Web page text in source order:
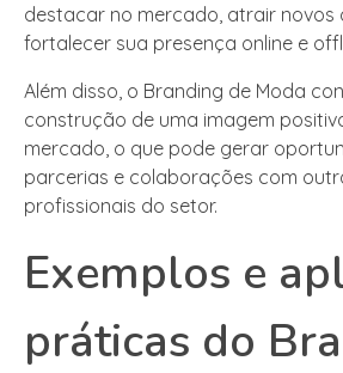
destacar no mercado, atrair novos
fortalecer sua presença online e
Além disso, o Branding de Moda
construção de uma imagem
mercado, o que pode gerar
parcerias e colaborações com
profissionais do setor.
Exemplos e
práticas do